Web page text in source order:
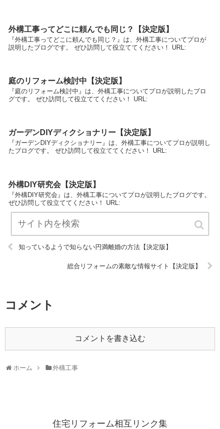
外構工事ってどこに頼んでも同じ？【決定版】
『外構工事ってどこに頼んでも同じ？』は、外構工事についてプロが
説明したブログです。 ぜひ訪問して役立ててください！ URL:
庭のリフォーム検討中【決定版】
『庭のリフォーム検討中』は、外構工事についてプロが説明したブロ
グです。 ぜひ訪問して役立ててください！ URL:
ガーデンDIYディクショナリー【決定版】
『ガーデンDIYディクショナリー』は、外構工事についてプロが説明し
たブログです。 ぜひ訪問して役立ててください！ URL:
外構DIY研究会【決定版】
『外構DIY研究会』は、外構工事についてプロが説明したブログです。
ぜひ訪問して役立ててください！ URL:
知っているようで知らない円満離婚の方法【決定版】
総合リフォームの素敵な情報サイト【決定版】
コメント
コメントを書き込む
ホーム 外構工事
住宅リフォーム相互リンク集